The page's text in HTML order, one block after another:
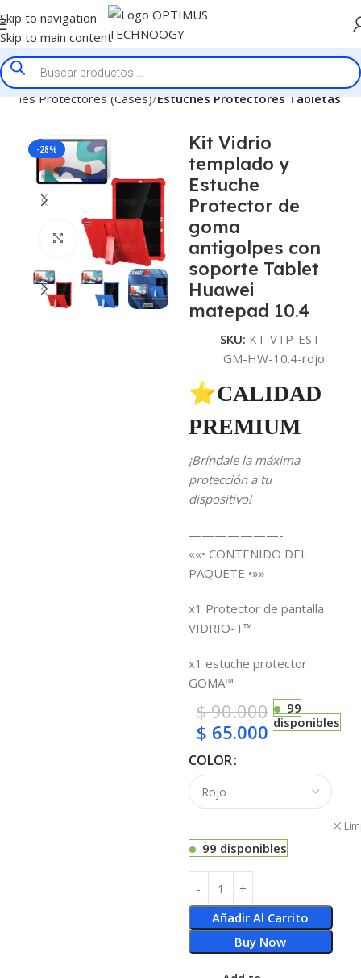
Skip to navigation
Skip to main content
Protectores (Cases) Estuches Protectores Tabletas
-28%
Click to enlarge
Kit Vidrio
templado y
Estuche
Protector de
goma
antigolpes con
soporte Tablet
Huawei
matepad 10.4
SKU: KT-VTP-EST-
GM-HW-10.4-rojo
⭐CALIDAD
PREMIUM
¡Bríndale la máxima
protección a tu
dispositivo!
———————-
««• CONTENIDO DEL
PAQUETE •»»
x1 Protector de pantalla
VIDRIO-T™
x1 estuche protector
GOMA™
$90.000
$ 65.000
99
disponibles
COLOR
99 disponibles
Añadir Al Carrito
Buy Now